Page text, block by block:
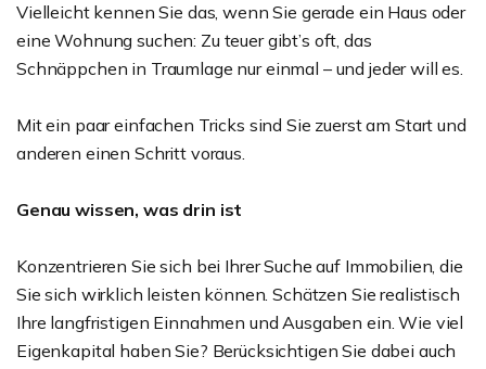
Vielleicht kennen Sie das, wenn Sie gerade ein Haus oder
eine Wohnung suchen: Zu teuer gibt’s oft, das
Schnäppchen in Traumlage nur einmal – und jeder will es.
Mit ein paar einfachen Tricks sind Sie zuerst am Start und
anderen einen Schritt voraus.
Genau wissen, was drin ist
Konzentrieren Sie sich bei Ihrer Suche auf Immobilien, die
Sie sich wirklich leisten können. Schätzen Sie realistisch
Ihre langfristigen Einnahmen und Ausgaben ein. Wie viel
Eigenkapital haben Sie? Berücksichtigen Sie dabei auch